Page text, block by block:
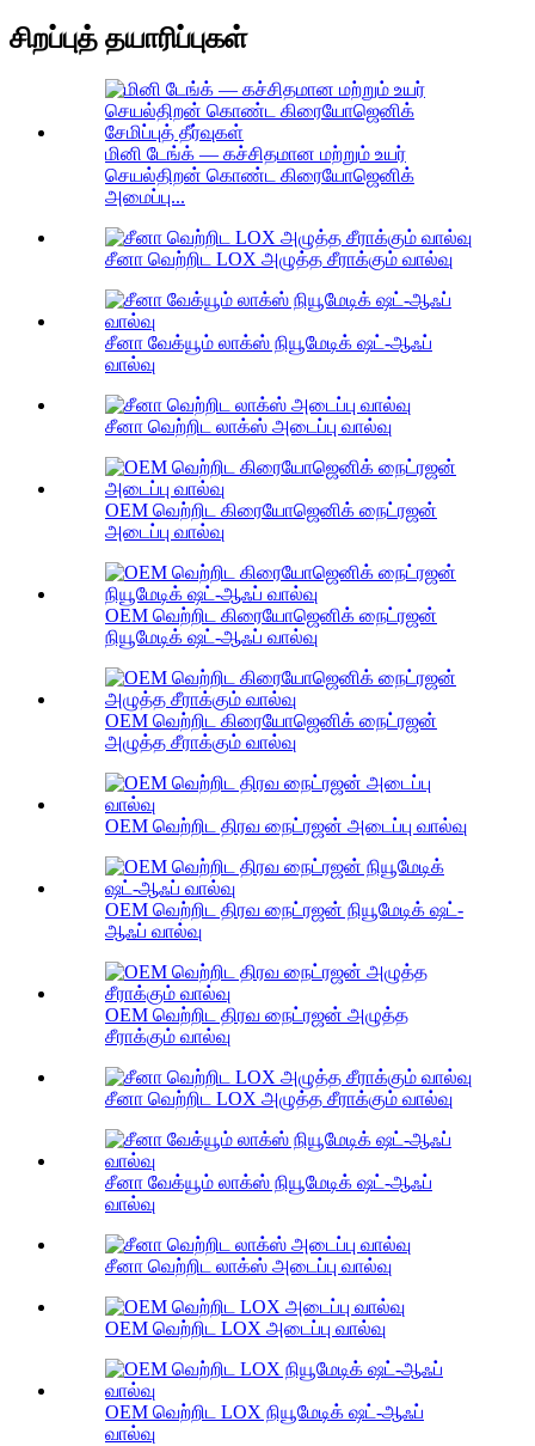
சிறப்புத் தயாரிப்புகள்
மினி டேங்க் — கச்சிதமான மற்றும் உயர்
செயல்திறன் கொண்ட கிரையோஜெனிக்
அமைப்பு...
சீனா வெற்றிட LOX அழுத்த சீராக்கும் வால்வு
சீனா வேக்யூம் லாக்ஸ் நியூமேடிக் ஷட்-ஆஃப்
வால்வு
சீனா வெற்றிட லாக்ஸ் அடைப்பு வால்வு
OEM வெற்றிட கிரையோஜெனிக் நைட்ரஜன்
அடைப்பு வால்வு
OEM வெற்றிட கிரையோஜெனிக் நைட்ரஜன்
நியூமேடிக் ஷட்-ஆஃப் வால்வு
OEM வெற்றிட கிரையோஜெனிக் நைட்ரஜன்
அழுத்த சீராக்கும் வால்வு
OEM வெற்றிட திரவ நைட்ரஜன் அடைப்பு வால்வு
OEM வெற்றிட திரவ நைட்ரஜன் நியூமேடிக் ஷட்-
ஆஃப் வால்வு
OEM வெற்றிட திரவ நைட்ரஜன் அழுத்த
சீராக்கும் வால்வு
சீனா வெற்றிட LOX அழுத்த சீராக்கும் வால்வு
சீனா வேக்யூம் லாக்ஸ் நியூமேடிக் ஷட்-ஆஃப்
வால்வு
சீனா வெற்றிட லாக்ஸ் அடைப்பு வால்வு
OEM வெற்றிட LOX அடைப்பு வால்வு
OEM வெற்றிட LOX நியூமேடிக் ஷட்-ஆஃப்
வால்வு